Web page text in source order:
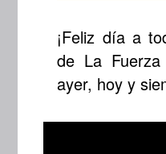
¡Feliz día a
de La
ayer, hoy y